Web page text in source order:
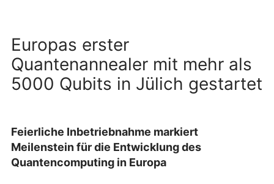
Europas erster
Quantenannealer mit mehr als
5000 Qubits in Jülich gestartet
Feierliche Inbetriebnahme markiert
Meilenstein für die Entwicklung des
Quantencomputing in Europa